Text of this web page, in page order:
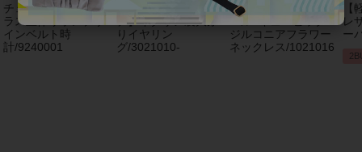
チェコクリスタルガ
ラス立体リボンデザ
インベルト時
計/9240001
【アンジェラカプッ
チ】イタリア製大ぶ
りイヤリン
グ/3021010-
8mm玉マジョルカパ
ール×キュービック
ジルコニアフラワー
ネックレス/1021016
【
レ
ー